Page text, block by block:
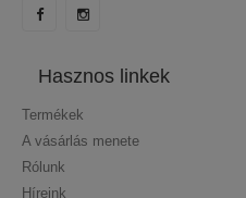
Hasznos linkek
Termékek
A vásárlás menete
Rólunk
Híreink